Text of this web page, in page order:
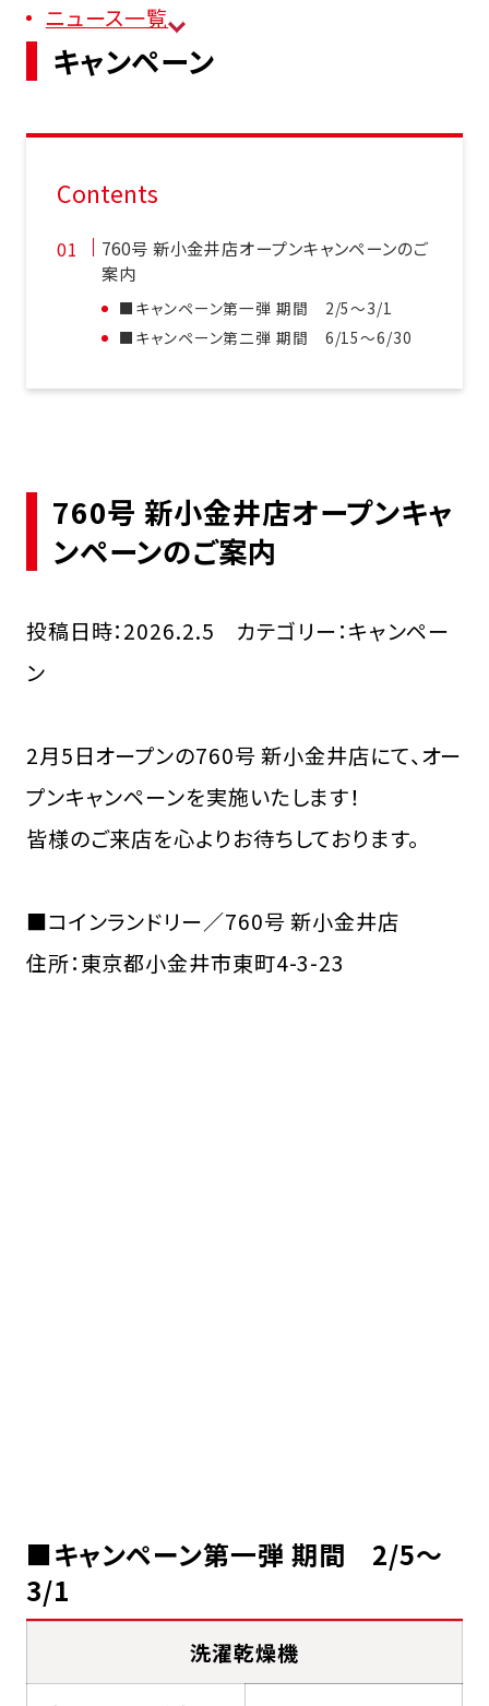
ニュース一覧
キャンペーン
Contents
760号 新小金井店オープンキャンペーンのご
案内
■キャンペーン第一弾 期間 2/5～3/1
■キャンペーン第二弾 期間 6/15～6/30
760号 新小金井店オープンキャ
ンペーンのご案内
投稿日時：2026.2.5 カテゴリー：キャンペー
ン
2月5日オープンの760号 新小金井店にて、オー
プンキャンペーンを実施いたします！
皆様のご来店を心よりお待ちしております。
■コインランドリー／760号 新小金井店
住所：東京都小金井市東町4-3-23
■キャンペーン第一弾 期間 2/5～
3/1
洗濯乾燥機